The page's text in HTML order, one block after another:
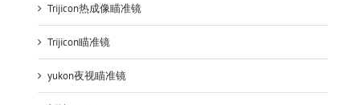
Trijicon热成像瞄准镜
Trijicon瞄准镜
yukon夜视瞄准镜